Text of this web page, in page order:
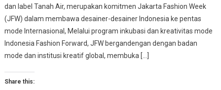
dan label Tanah Air, merupakan komitmen Jakarta Fashion Week
(JFW) dalam membawa desainer-desainer Indonesia ke pentas
mode Internasional, Melalui program inkubasi dan kreativitas mode
Indonesia Fashion Forward, JFW bergandengan dengan badan
mode dan institusi kreatif global, membuka […]
Share this: